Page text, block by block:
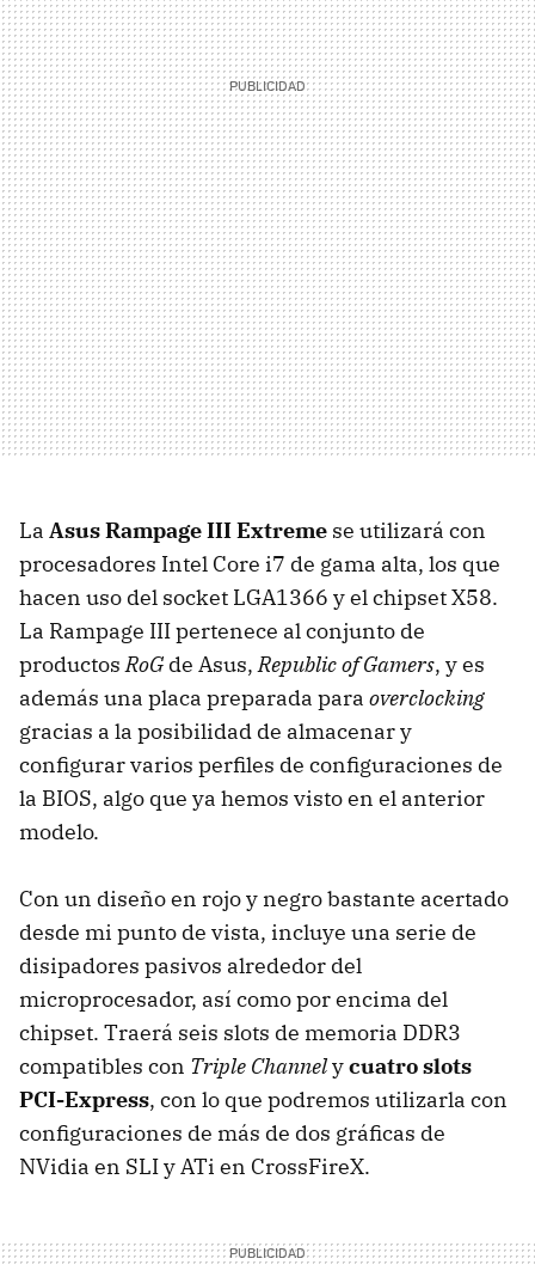
La Asus RampageIIIExtreme se utilizará con
procesadores Intel Core i7 de gama alta, los que
hacen uso del socket LGA1366 y el chipset X58.
La Rampage IIIpertenece al conjunto de
productosRoG de Asus,Republic of Gamers, y es
además una placa preparada para overclocking
gracias a la posibilidad de almacenar y
configurar varios perfiles de configuraciones de
la BIOS, algo que ya hemos visto en el anterior
modelo.
Con un diseño en rojo y negro bastante acertado
desde mi punto de vista, incluye una serie de
disipadores pasivos alrededor del
microprocesador, así como por encima del
chipset. Traerá seis slots de memoria DDR3
compatibles con Triple Channelycuatro slots
PCI-Express, con lo que podremos utilizarla con
configuraciones de más de dos gráficas de
NVidia en SLIy ATi en CrossFireX.